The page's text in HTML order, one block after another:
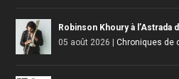
Robinson Khoury à l’Astrada
05 août 2026
|Chroniques de